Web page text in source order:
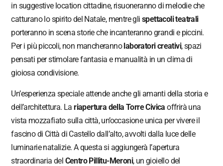
in suggestive location cittadine, risuoneranno di melodie che
catturano lo spirito del Natale, mentre glispettacoli teatrali
porteranno in scena storie che incanteranno grandi e piccini.
Per i più piccoli, non mancherannolaboratori creativi, spazi
pensati per stimolare fantasia e manualità in un clima di
gioiosa condivisione.
Un’esperienza speciale attende anche gli amanti della storia e
dell’architettura. Lariapertura della Torre Civica offrirà una
vista mozzafiato sulla città, un’occasione unica per vivere il
fascino di Città di Castello dall’alto, avvolti dalla luce delle
luminarie natalizie. A questa si aggiungerà l’apertura
straordinaria del Centro Pillitu-Meroni, un gioiello del